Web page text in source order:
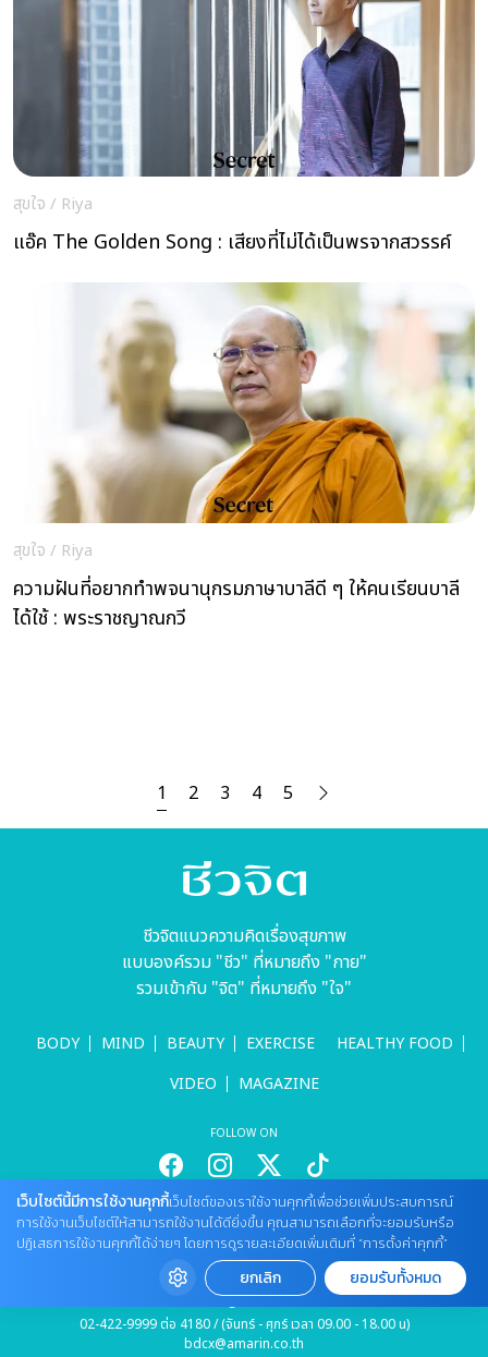
สุขใจ / Riya
แอ๊ค The Golden Song : เสียงที่ไม่ได้เป็นพรจากสวรรค์
สุขใจ / Riya
ความฝันที่อยากทำพจนานุกรมภาษาบาลีดี ๆ ให้คนเรียนบาลี
ได้ใช้ : พระราชญาณกวี
1 2 3 4 5
ชีวจิตแนวความคิดเรื่องสุขภาพ
แบบองค์รวม "ชีว" ที่หมายถึง "กาย"
รวมเข้ากับ "จิต" ที่หมายถึง "ใจ"
BODY MIND BEAUTY EXERCISE
HEALTHY FOOD
VIDEO
MAGAZINE
FOLLOW ON
สนใจลงโฆษณากับเว็บไซต์
Tel : 085 661 4629 / (จันทร์ - ศุกร์ เวลา 09.00 - 18.00 น)
cheewajitmedia@gmail.com
ติดต่อแจ้งปัญหาหรือร้องเรียน
02-422-9999 ต่อ 4180 / (จันทร์ - ศุกร์ เวลา 09.00 - 18.00 น)
bdcx@amarin.co.th
เว็บไซต์นี้มีการใช้งานคุกกี้เว็บไซต์ของเราใช้งานคุกกี้เพื่อช่วยเพิ่มประสบการณ์
การใช้งานเว็บไซต์ให้สามารถใช้งานได้ดียิ่งขึ้น คุณสามารถเลือกที่จะยอมรับหรือ
ปฏิเสธการใช้งานคุกกี้ได้ง่ายๆ โดยการดูรายละเอียดเพิ่มเติมที่ “การตั้งค่าคุกกี้”
ยกเลิก ยอมรับทั้งหมด